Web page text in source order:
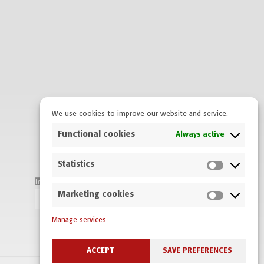
We use cookies to improve our website and service.
Functional cookies Always active
Statistics
Marketing cookies
Manage services
ACCEPT SAVE PREFERENCES